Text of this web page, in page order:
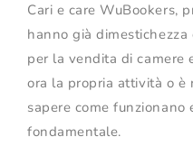
Cari e care WuBookers,
hanno già
per la vendita di camere
ora la propria attività o è
sapere come funzionano
fondamentale.